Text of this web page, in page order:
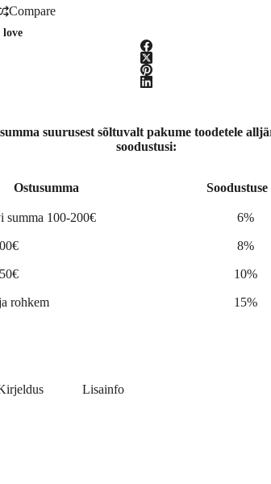
Compare
love
suurusest sõltuvalt pakume toodetele
soodustusi:
Ostusumma
summa 100-200€ 6%
8%
10%
rohkem 15%
Lisainfo